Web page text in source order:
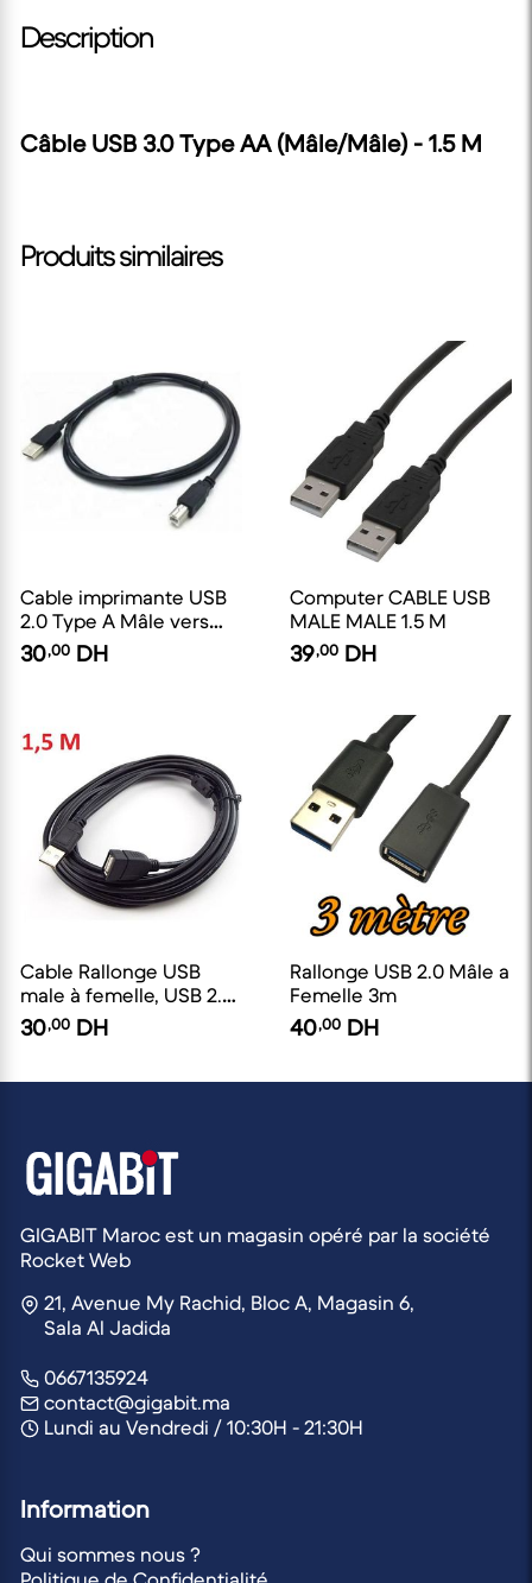
Description
Câble USB 3.0 Type AA (Mâle/Mâle) - 1.5 M
Produits similaires
Cable imprimante USB
2.0 Type A Mâle vers
Type B Mâle longueur
1.5M
30,00 DH
Computer CABLE USB
MALE MALE 1.5 M
39,00 DH
Cable Rallonge USB
male à femelle, USB 2.0
-1.5M
30,00 DH
Rallonge USB 2.0 Mâle a
Femelle 3m
40,00 DH
GIGABIT Maroc est un magasin opéré par la société
Rocket Web
21, Avenue My Rachid, Bloc A, Magasin 6,
Sala Al Jadida
0667135924
contact@gigabit.ma
Lundi au Vendredi / 10:30H - 21:30H
Information
Qui sommes nous ?